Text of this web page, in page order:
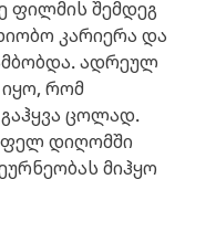
ფილმის შემდეგ
კარიერა და
ადრეულ
რომ
ცოლად.
დიღომში
მიჰყო